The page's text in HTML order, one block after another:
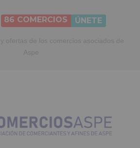
86 COMERCIOS ÚNETE